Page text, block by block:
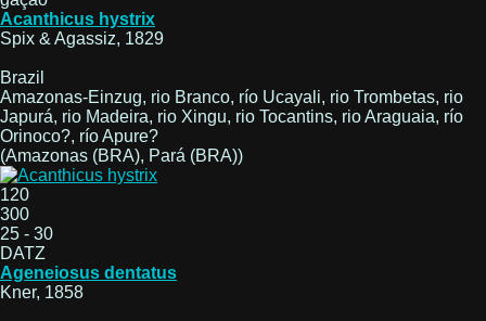
Acanthicus hystrix
Spix & Agassiz, 1829
Brazil
Amazonas-Einzug, rio Branco, río Ucayali, rio Trombetas, rio
Japurá, rio Madeira, rio Xingu, rio Tocantins, rio Araguaia, río
Orinoco?, río Apure?
(Amazonas (BRA), Pará (BRA))
120
300
25 - 30
DATZ
Ageneiosus dentatus
Kner, 1858